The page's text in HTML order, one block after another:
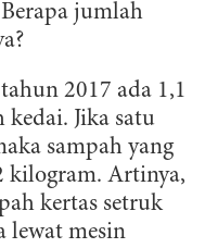
jumlah
2017 ada 1,1
Jika satu
sampah yang
kilogram. Artinya,
kertas setruk
lewat mesin